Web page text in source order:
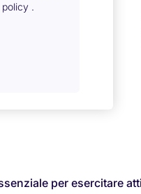
.
per esercitare